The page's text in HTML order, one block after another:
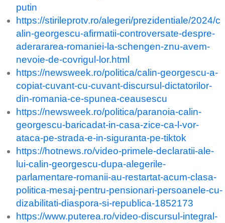
putin
https://stirileprotv.ro/alegeri/prezidentiale/2024/c
alin-georgescu-afirmatii-controversate-despre-
aderararea-romaniei-la-schengen-znu-avem-
nevoie-de-covrigul-lor.html
https://newsweek.ro/politica/calin-georgescu-a-
copiat-cuvant-cu-cuvant-discursul-dictatorilor-
din-romania-ce-spunea-ceausescu
https://newsweek.ro/politica/paranoia-calin-
georgescu-baricadat-in-casa-zice-ca-l-vor-
ataca-pe-strada-e-in-siguranta-pe-tiktok
https://hotnews.ro/video-primele-declaratii-ale-
lui-calin-georgescu-dupa-alegerile-
parlamentare-romanii-au-restartat-acum-clasa-
politica-mesaj-pentru-pensionari-persoanele-cu-
dizabilitati-diaspora-si-republica-1852173
https://www.puterea.ro/video-discursul-integral-